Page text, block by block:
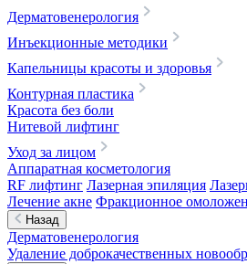
Дерматовенерология
Инъекционные методики
Капельницы красоты и здоровья
Контурная пластика
Красота без боли
Нитевой лифтинг
Уход за лицом
Аппаратная косметология
RF лифтинг Лазерная эпиляция
Лечение акне Фракционное
Назад
Дерматовенерология
Удаление доброкачественных